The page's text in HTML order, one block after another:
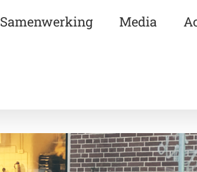
Samenwerking Media